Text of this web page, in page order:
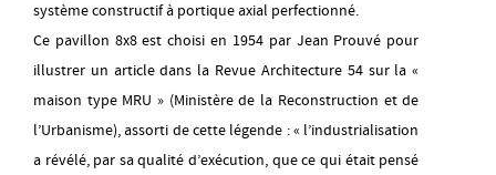
système constructif à portique axial perfectionné.
Ce pavillon 8x8 est choisi en 1954 par Jean Prouvé pour
illustrer un article dans la Revue Architecture 54 sur la «
maison type MRU » (Ministère de la Reconstruction et de
l’Urbanisme), assorti de cette légende : « l’industrialisation
a révélé, par sa qualité d’exécution, que ce qui était pensé